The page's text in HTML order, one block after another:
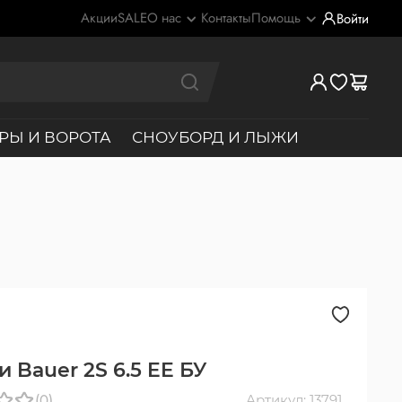
АкцииSALEО нас КонтактыПомощь Войти
И ВОРОТА СНОУБОРД И ЛЫЖИ
Bauer 2S 6.5 EE БУ